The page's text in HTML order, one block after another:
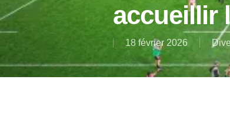
accueillir
18 février 2026